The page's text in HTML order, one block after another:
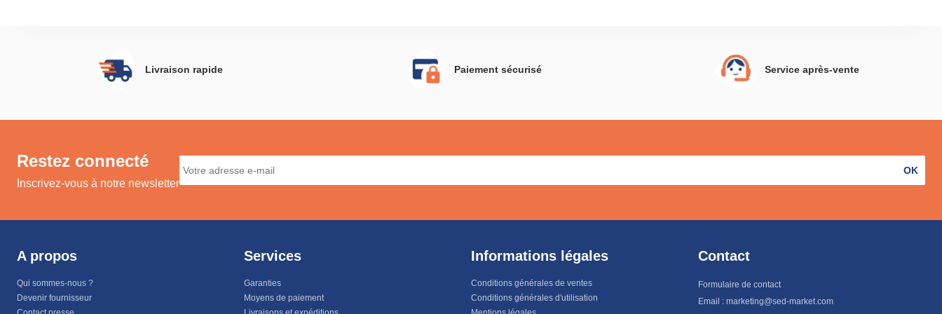
Livraison rapide Paiement sécurisé Service après-vente
Restez connecté
Inscrivez-vous à notre newsletter
OK
A propos
Qui sommes-nous ?
Devenir fournisseur
Services
Garanties
Moyens de paiement
Informations légales
Conditions générales de ventes
Conditions générales d'utilisation
Contact
Formulaire de contact
Email : marketing@sed-market.com